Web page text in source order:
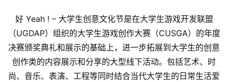
好 Yeah ! – 大学生创意文化节是在大学生游戏开发联盟
（UGDAP）组织的大学生游戏创作大赛（CUSGA）的年度
决赛颁奖典礼和展示的基础上，进一步拓展到大学生的创意
创作类的内容展示和分享的大型线下活动。包括艺术、时
尚、音乐、表演、工程等同时结合当代大学生的日常生活爱